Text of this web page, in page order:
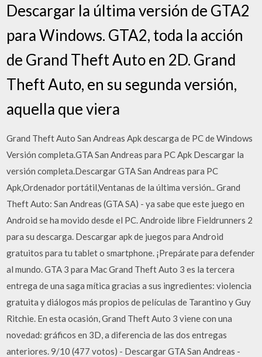
Descargar la última versión de GTA2
para Windows. GTA2, toda la acción
de Grand Theft Auto en 2D. Grand
Theft Auto, en su segunda versión,
aquella que viera
Grand Theft Auto San Andreas Apk descarga de PC de Windows
Versión completa.GTA San Andreas para PC Apk Descargar la
versión completa.Descargar GTA San Andreas para PC
Apk,Ordenador portátil,Ventanas de la última versión.. Grand
Theft Auto: San Andreas (GTA SA) - ya sabe que este juego en
Android se ha movido desde el PC. Androide libre Fieldrunners 2
para su descarga. Descargar apk de juegos para Android
gratuitos para tu tablet o smartphone. ¡Prepárate para defender
al mundo. GTA 3 para Mac Grand Theft Auto 3 es la tercera
entrega de una saga mítica gracias a sus ingredientes: violencia
gratuita y diálogos más propios de películas de Tarantino y Guy
Ritchie. En esta ocasión, Grand Theft Auto 3 viene con una
novedad: gráficos en 3D, a diferencia de las dos entregas
anteriores. 9/10 (477 votos) - Descargar GTA San Andreas -